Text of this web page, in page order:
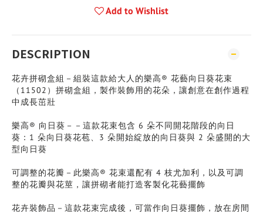
Add to Wishlist
DESCRIPTION
花卉拼砌盒組－組裝這款給大人的樂高® 花藝向日葵花束
（11502）拼砌盒組，製作裝飾用的花朵，讓創意在創作過程
中成長茁壯
樂高® 向日葵－－這款花束包含 6 朵不同開花階段的向日
葵：1 朵向日葵花苞、3 朵開始綻放的向日葵與 2 朵盛開的大
型向日葵
可調整的花瓣－此樂高® 花束還配有 4 枝尤加利，以及可調
整的花瓣與花莖，讓拼砌者能打造客製化花藝擺飾
花卉裝飾品－這款花束完成後，可當作向日葵擺飾，放在房間